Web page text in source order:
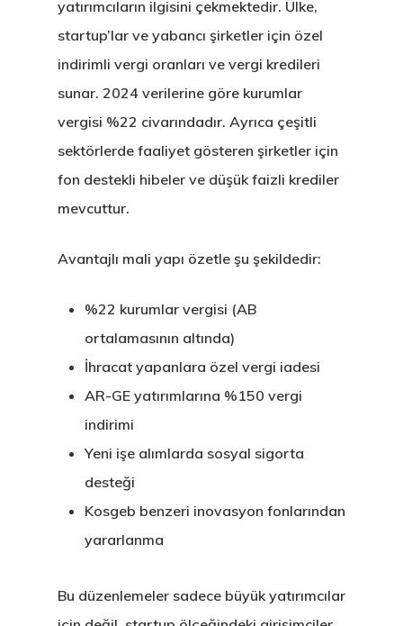
yatırımcıların ilgisini çekmektedir. Ülke,
startup’lar ve yabancı şirketler için özel
indirimli vergi oranları ve vergi kredileri
sunar. 2024 verilerine göre kurumlar
vergisi %22 civarındadır. Ayrıca çeşitli
sektörlerde faaliyet gösteren şirketler için
fon destekli hibeler ve düşük faizli krediler
mevcuttur.
Avantajlı mali yapı özetle şu şekildedir:
%22 kurumlar vergisi (AB
ortalamasının altında)
İhracat yapanlara özel vergi iadesi
AR-GE yatırımlarına %150 vergi
indirimi
Yeni işe alımlarda sosyal sigorta
desteği
Kosgeb benzeri inovasyon fonlarından
yararlanma
Bu düzenlemeler sadece büyük yatırımcılar
Danışan
Talebi
Estonya
Estonya
Programı
Estonya
Kuruluşu
Vize Programı
EU Temporary
Programs